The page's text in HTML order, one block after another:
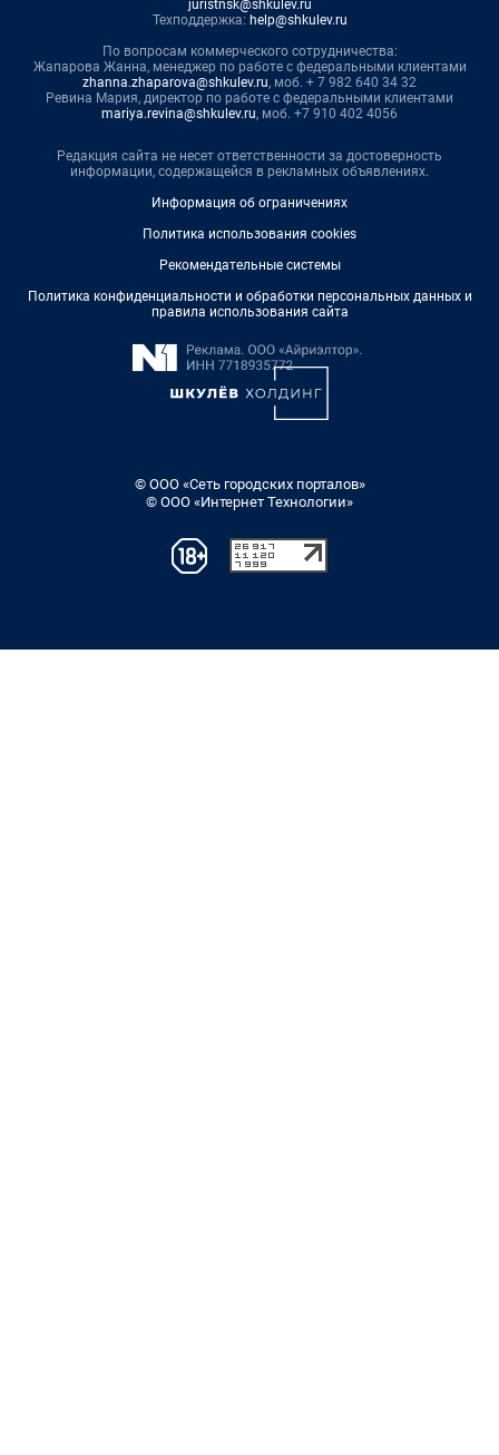
juristnsk@shkulev.ru
Техподдержка: help@shkulev.ru
По вопросам коммерческого сотрудничества:
Жапарова Жанна, менеджер по работе с федеральными клиентами
zhanna.zhaparova@shkulev.ru, моб. + 7 982 640 34 32
Ревина Мария, директор по работе с федеральными клиентами
mariya.revina@shkulev.ru, моб. +7 910 402 4056
Редакция сайта не несет ответственности за достоверность
информации, содержащейся в рекламных объявлениях.
Информация об ограничениях
Политика использования cookies
Рекомендательные системы
Политика конфиденциальности и обработки персональных данных и
правила использования сайта
© ООО «Сеть городских порталов»
© ООО «Интернет Технологии»